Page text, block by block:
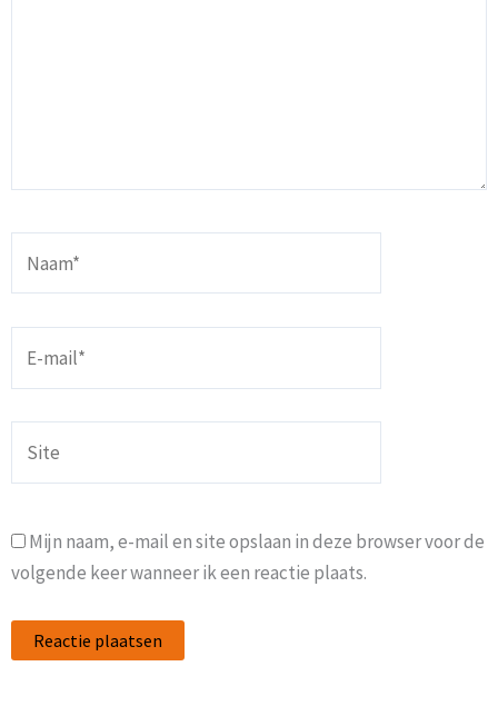
mail*
Mijn naam, e-mail en site opslaan in deze browser voor de
volgende keer wanneer ik een reactie plaats.